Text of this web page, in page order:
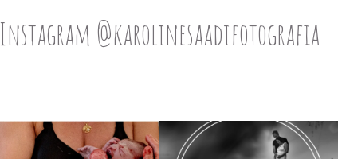
Instagram @karolinesaadifotografia